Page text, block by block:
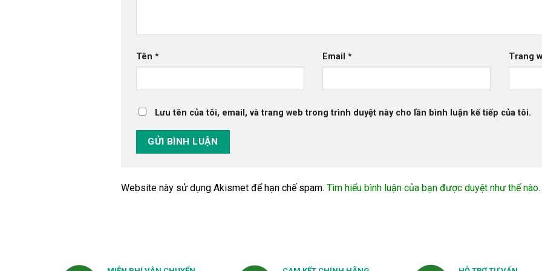
Tên * Email * Trang
Lưu tên của tôi, email, và trang web trong trình duyệt này cho lần bình luận kế tiếp của tôi.
Website này sử dụng Akismet để hạn chế spam. Tìm hiểu bình luận của bạn được duyệt như thế nào.